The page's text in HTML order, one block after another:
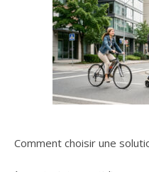
Comment choisir une